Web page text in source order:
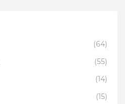
(64)
(55)
(14)
(15)